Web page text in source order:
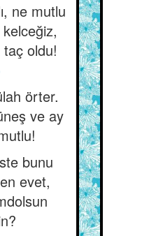
ne mutlu
taç oldu!
örter.
ve ay
bunu
evet,